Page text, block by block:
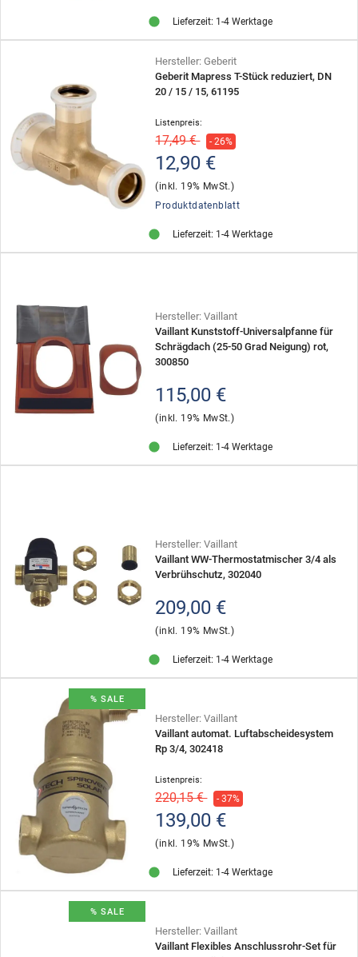
Lieferzeit: 1-4 Werktage
Hersteller: Geberit
Geberit Mapress T-Stück reduziert, DN
20 / 15 / 15, 61195
Listenpreis:
17,49 € - 26%
12,90 €
(inkl. 19% MwSt.)
Produktdatenblatt
Lieferzeit: 1-4 Werktage
Hersteller: Vaillant
Vaillant Kunststoff-Universalpfanne für
Schrägdach (25-50 Grad Neigung) rot,
300850
115,00 €
(inkl. 19% MwSt.)
Lieferzeit: 1-4 Werktage
Hersteller: Vaillant
Vaillant WW-Thermostatmischer 3/4 als
Verbrühschutz, 302040
209,00 €
(inkl. 19% MwSt.)
Lieferzeit: 1-4 Werktage
% SALE
Hersteller: Vaillant
Vaillant automat. Luftabscheidesystem
Rp 3/4, 302418
Listenpreis:
220,15 € - 37%
139,00 €
(inkl. 19% MwSt.)
Lieferzeit: 1-4 Werktage
% SALE
Hersteller: Vaillant
Vaillant Flexibles Anschlussrohr-Set für